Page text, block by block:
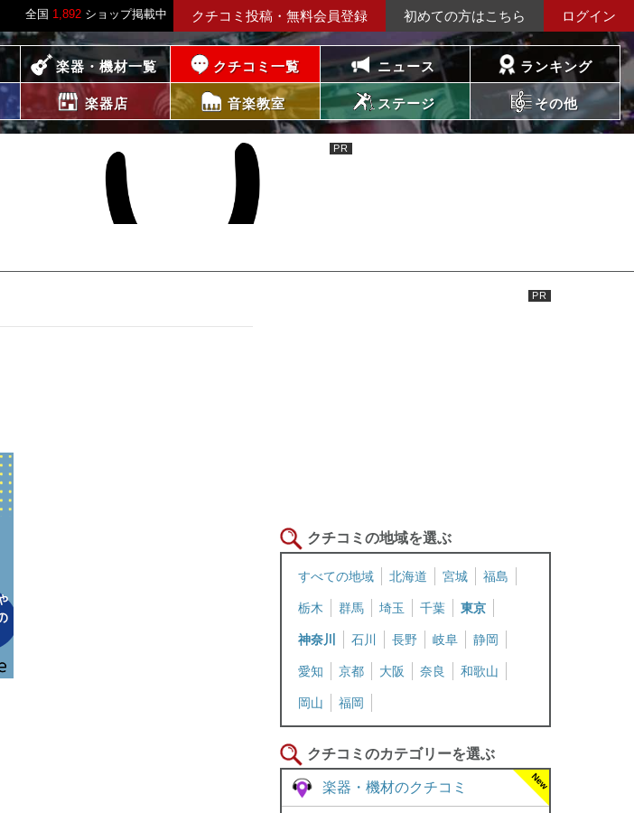
全国 1,892 ショップ掲載中 クチコミ投稿・無料会員登録 初めての方はこちら ログイン
楽器・機材一覧 クチコミ一覧 ニュース ランキング
楽器店 音楽教室 ステージ その他
クチコミの地域を選ぶ
すべての地域 北海道 宮城 福島
栃木 群馬 埼玉 千葉 東京
神奈川 石川 長野 岐阜 静岡
愛知 京都 大阪 奈良 和歌山
岡山 福岡
クチコミのカテゴリーを選ぶ
楽器・機材のクチコミ